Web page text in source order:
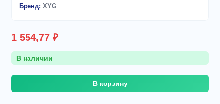
Бренд: XYG
1 554,77 ₽
В наличии
Количество
В корзину